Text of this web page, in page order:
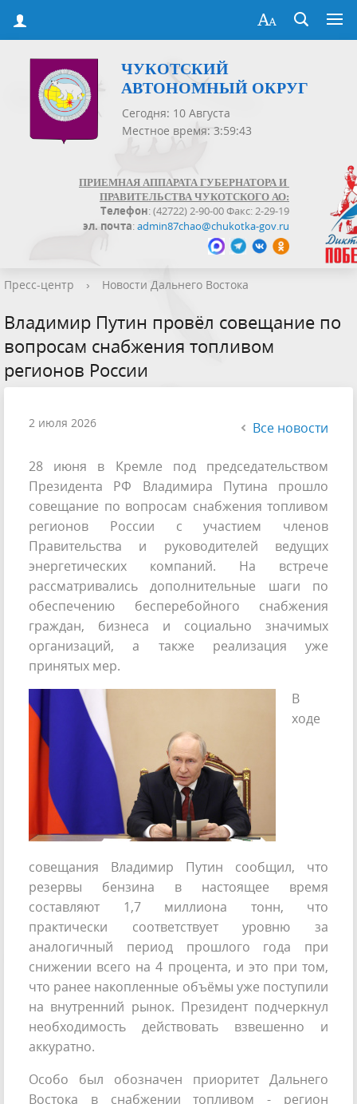
ЧУКОТСКИЙ
АВТОНОМНЫЙ ОКРУГ
Сегодня: 10 Августа
Местное время: 3:59:44
ПРИЕМНАЯ АППАРАТА ГУБЕРНАТОРА И
ПРАВИТЕЛЬСТВА ЧУКОТСКОГО АО:
Телефон: (42722) 2-90-00 Факс: 2-29-19
эл. почта:admin87chao@chukotka-gov.ru
Пресс-центр › Новости Дальнего Востока
Владимир Путин провёл совещание по
вопросам снабжения топливом
регионов России
2 июля 2026 Все новости
28 июня в Кремле под председательством
Президента РФ Владимира Путина прошло
совещание по вопросам снабжения топливом
регионов России с участием членов
Правительства и руководителей ведущих
энергетических компаний. На встрече
рассматривались дополнительные шаги по
обеспечению бесперебойного снабжения
граждан, бизнеса и социально значимых
организаций, а также реализация уже
принятых мер.
В
ходе
совещания Владимир Путин сообщил, что
резервы бензина в настоящее время
составляют 1,7 миллиона тонн, что
практически соответствует уровню за
аналогичный период прошлого года при
снижении всего на 4 процента, и это при том,
что ранее накопленные объёмы уже поступили
на внутренний рынок. Президент подчеркнул
необходимость действовать взвешенно и
аккуратно.
Особо был обозначен приоритет Дальнего
Востока в снабжении топливом - регион